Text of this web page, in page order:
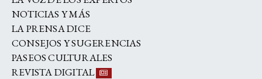
NOTICIAS Y MÁS
LA PRENSA DICE
CONSEJOS Y SUGERENCIAS
PASEOS CULTURALES
REVISTA DIGITAL